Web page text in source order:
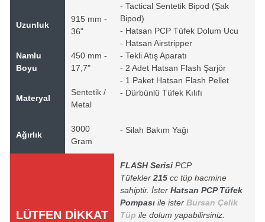
- Tactical Sentetik Bipod (Şak
Bipod)
- Hatsan PCP Tüfek Dolum Ucu
- Hatsan Airstripper
- Tekli Atış Aparatı
- 2 Adet Hatsan Flash Şarjör
- 1 Paket Hatsan Flash Pellet
- Dürbünlü Tüfek Kılıfı
- Silah Bakım Yağı
Uzunluk
915 mm -
36"
Namlu
Boyu
450 mm -
17,7"
Materyal
Sentetik /
Metal
Ağırlık
3000
Gram
LÜTFEN DİKKAT
FLASH Serisi PCP
Tüfekler215cc tüp hacmine
sahiptir. İster Hatsan PCP Tüfek
Pompası ile ister Bursan Çelik
Tüp ile dolum yapabilirsiniz.